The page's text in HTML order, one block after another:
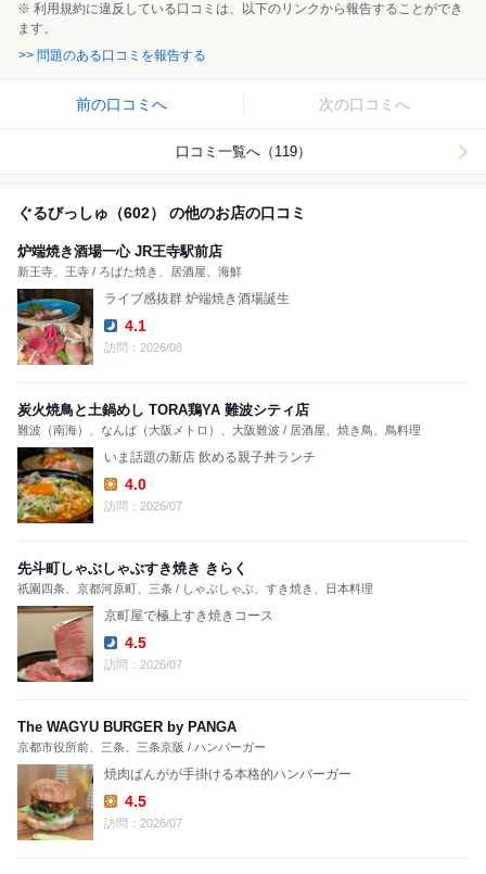
※ 利用規約に違反している口コミは、以下のリンクから報告することができ
ます。
>> 問題のある口コミを報告する
前の口コミへ 次の口コミへ
口コミ一覧へ（119）
ぐるびっしゅ（602） の他のお店の口コミ
炉端焼き酒場一心 JR王寺駅前店
新王寺、王寺 / ろばた焼き、居酒屋、海鮮
ライブ感抜群 炉端焼き酒場誕生
Dinner:
4.1
訪問：2026/08
炭火焼鳥と土鍋めし TORA鶏YA 難波シティ店
難波（南海）、なんば（大阪メトロ）、大阪難波 / 居酒屋、焼き鳥、鳥料理
いま話題の新店 飲める親子丼ランチ
Lunch:
4.0
訪問：2026/07
先斗町しゃぶしゃぶすき焼き きらく
祇園四条、京都河原町、三条 / しゃぶしゃぶ、すき焼き、日本料理
京町屋で極上すき焼きコース
Dinner:
4.5
訪問：2026/07
The WAGYU BURGER by PANGA
京都市役所前、三条、三条京阪 / ハンバーガー
焼肉ぱんがが手掛ける本格的ハンバーガー
Lunch:
4.5
訪問：2026/07